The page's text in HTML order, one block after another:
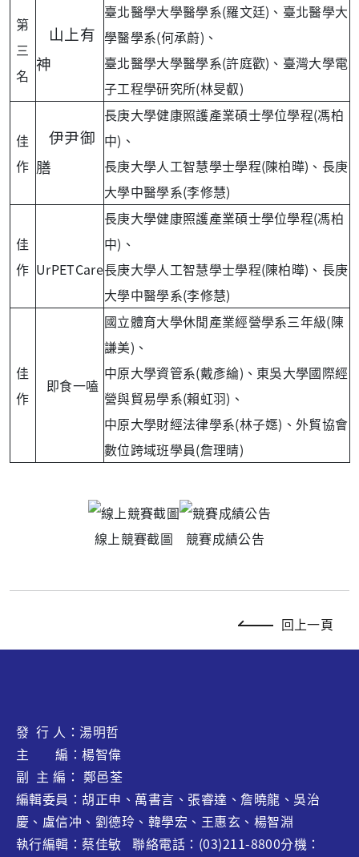
第
三
名
山上有
神
臺北醫學大學醫學系(羅文廷)、臺北醫學大
學醫學系(何承蔚)、
臺北醫學大學醫學系(許庭歡)、臺灣大學電
子工程學研究所(林旻叡)
佳
作
伊尹御
膳
長庚大學健康照護產業碩士學位學程(馮柏
中)、
長庚大學人工智慧學士學程(陳柏曄)、長庚
大學中醫學系(李修慧)
佳
作 UrPETCare
長庚大學健康照護產業碩士學位學程(馮柏
中)、
長庚大學人工智慧學士學程(陳柏曄)、長庚
大學中醫學系(李修慧)
佳
作
即食一嗑
國立體育大學休閒產業經營學系三年級(陳
謙美)、
中原大學資管系(戴彥綸)、東吳大學國際經
營與貿易學系(賴虹羽)、
中原大學財經法律學系(林子嫕)、外貿協會
數位跨域班學員(詹理晴)
線上競賽截圖 競賽成績公告
回上一頁
發 行 人：湯明哲
主 編：楊智偉
副 主 編： 鄭邑荃
編輯委員：胡正申、萬書言、張睿達、詹曉龍 、吳治
慶、盧信冲、劉德玲、韓學宏、王惠玄、 楊智淵
執行編輯：蔡佳敏 聯絡電話：(03)211-8800分機：